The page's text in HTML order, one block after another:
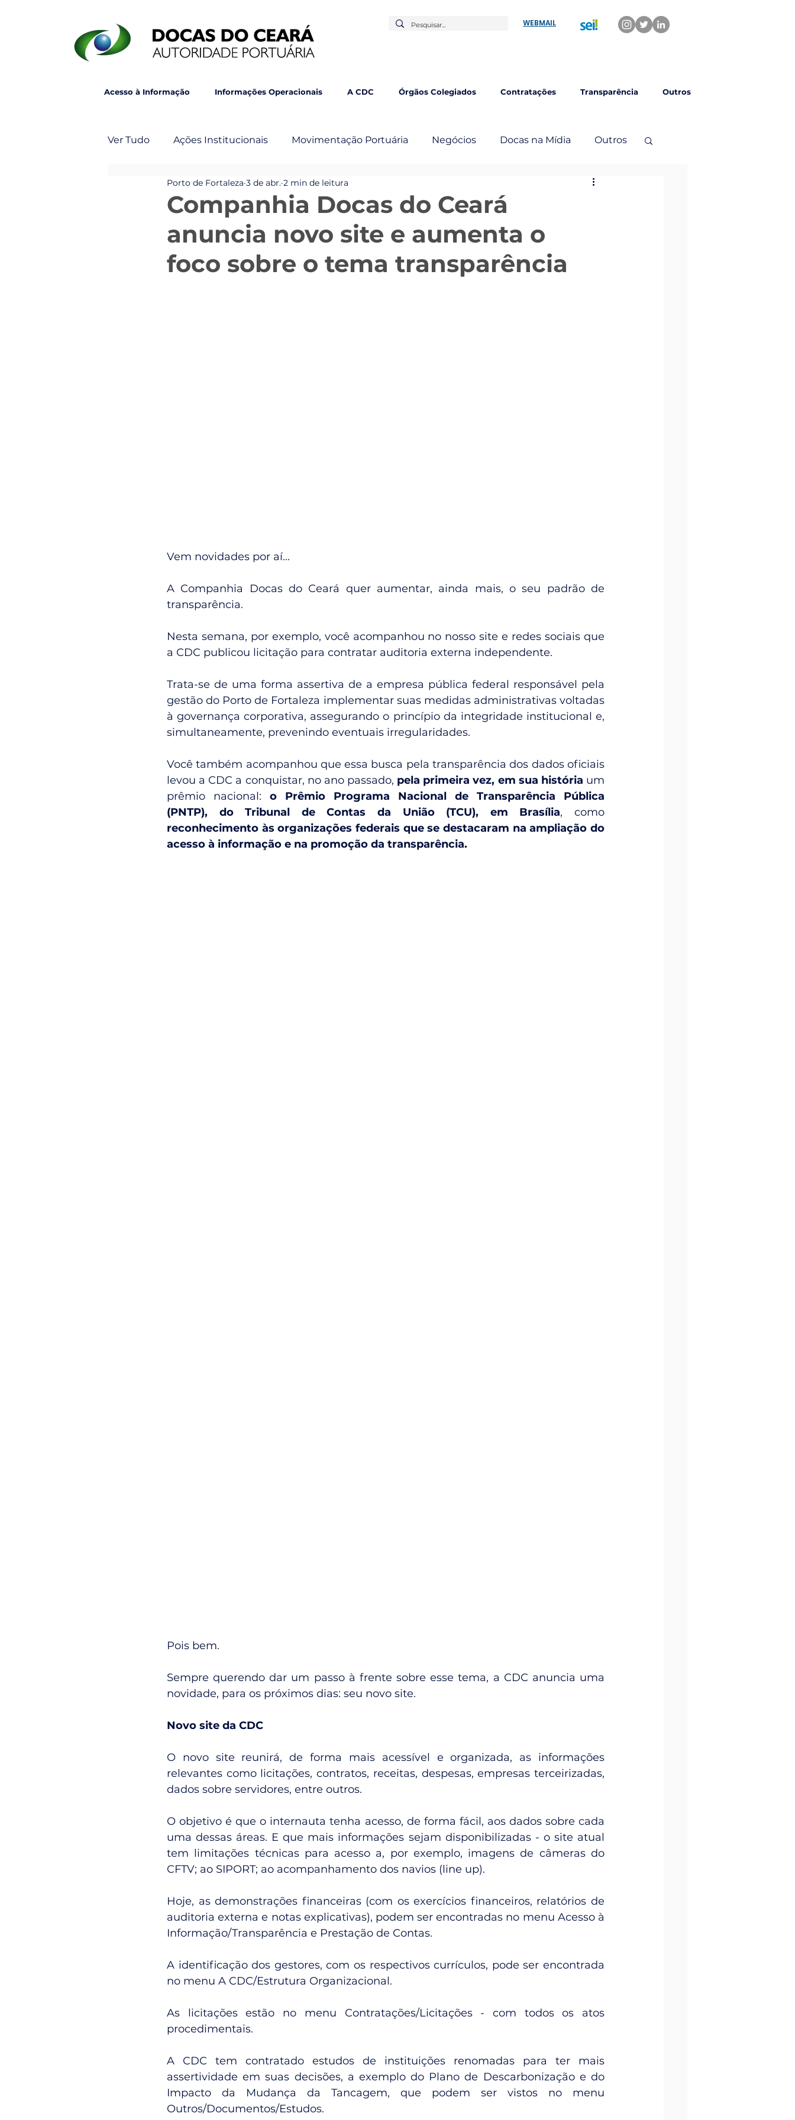
WEBMAIL
Acesso à Informação Informações Operacionais A CDC Órgãos Colegiados Contratações Transparência Outros
Ver Tudo Ações Institucionais Movimentação Portuária Negócios Docas na Mídia Outros
Post Principal Veja Também
Companhia Docas do Ceará
anuncia novo site e aumenta o
foco sobre o tema transparência
Porto de Fortaleza 3 de abr. 2 min de leitura
Vem novidades por aí...
A Companhia Docas do Ceará quer aumentar, ainda mais, o seu padrão de
transparência.
Nesta semana, por exemplo, você acompanhou no nosso site e redes sociais que
a CDC publicou licitação para contratar auditoria externa independente.
Trata-se de uma forma assertiva de a empresa pública federal responsável pela
gestão do Porto de Fortaleza implementar suas medidas administrativas voltadas
à governança corporativa, assegurando o princípio da integridade institucional e,
simultaneamente, prevenindo eventuais irregularidades.
Você também acompanhou que essa busca pela transparência dos dados oficiais
levou a CDC a conquistar, no ano passado, pela primeira vez, em sua história um
prêmio nacional: o Prêmio Programa Nacional de Transparência Pública
(PNTP), do Tribunal de Contas da União (TCU), em Brasília
reconhecimento às organizações federais que se destacaram na ampliação do
acesso à informação e na promoção da transparência.
Pois bem.
Sempre querendo dar um passo à frente sobre esse tema, a CDC anuncia uma
novidade, para os próximos dias: seu novo site.
Novo site da CDC
O novo site reunirá, de forma mais acessível e organizada, as informações
relevantes como licitações, contratos, receitas, despesas, empresas terceirizadas,
dados sobre servidores, entre outros.
O objetivo é que o internauta tenha acesso, de forma fácil, aos dados sobre cada
uma dessas áreas. E que mais informações sejam disponibilizadas - o site atual
tem limitações técnicas para acesso a, por exemplo, imagens de câmeras do
CFTV; ao SIPORT; ao acompanhamento dos navios (line up).
Hoje, as demonstrações financeiras (com os exercícios financeiros, relatórios de
auditoria externa e notas explicativas), podem ser encontradas no menu Acesso à
Informação/Transparência e Prestação de Contas.
A identificação dos gestores, com os respectivos currículos, pode ser encontrada
no menu A CDC/Estrutura Organizacional.
As licitações estão no menu Contratações/Licitações - com todos os atos
procedimentais.
A CDC tem contratado estudos de instituições renomadas para ter mais
assertividade em suas decisões, a exemplo do Plano de Descarbonização e do
Impacto da Mudança da Tancagem, que podem ser vistos no menu
Outros/Documentos/Estudos.